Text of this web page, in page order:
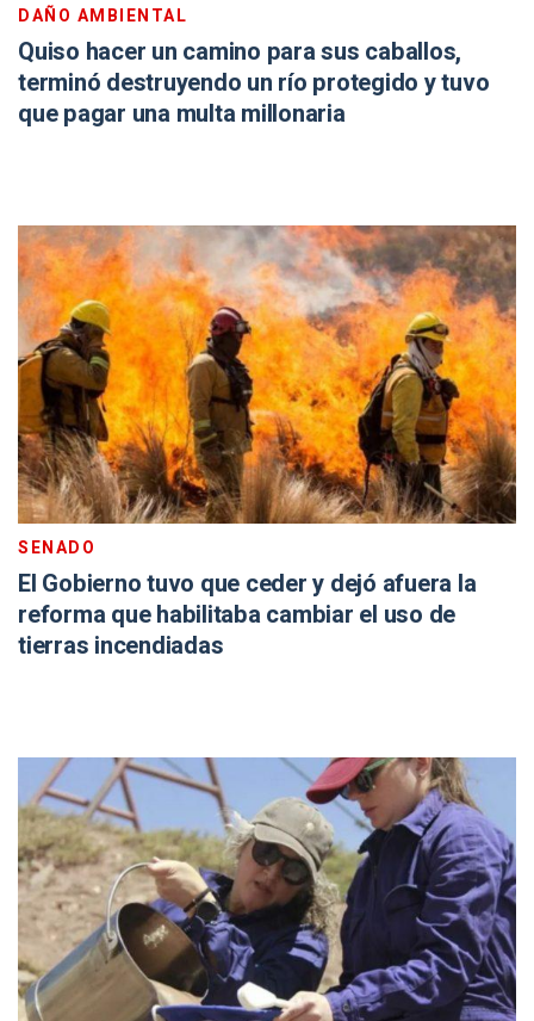
DAÑO AMBIENTAL
Quiso hacer un camino para sus caballos,
terminó destruyendo un río protegido y tuvo
que pagar una multa millonaria
SENADO
El Gobierno tuvo que ceder y dejó afuera la
reforma que habilitaba cambiar el uso de
tierras incendiadas